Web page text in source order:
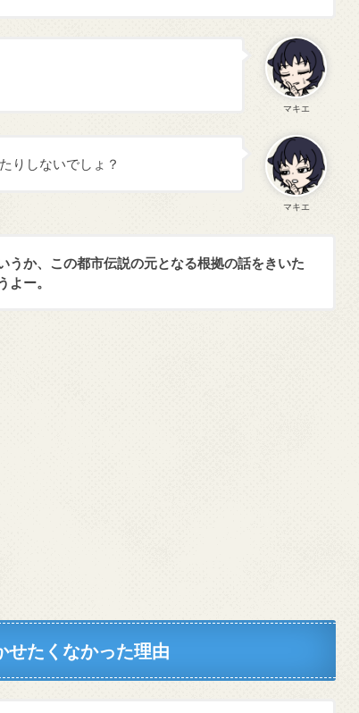
マキエ
マキエ
りしないでしょ？
うか、この都市伝説の元となる根拠の話をきいた
よー。
せたくなかった理由